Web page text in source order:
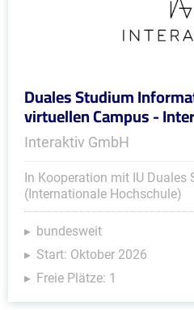
Duales Studium
virtuellen Campus -
Interaktiv GmbH
In Kooperation mit IU Duales
(Internationale Hochschule)
bundesweit
Start: Oktober 2026
Freie Plätze: 1